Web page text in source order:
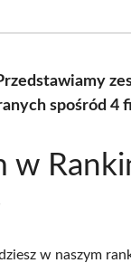
spośród 4
w
w naszym